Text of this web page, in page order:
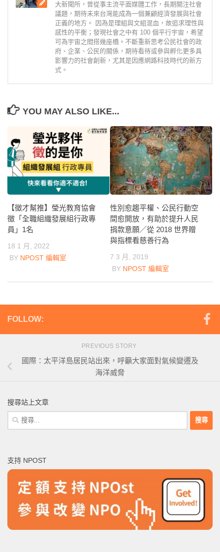
大新聞所，曾從事主流平面媒體工作，長期關注社會
議題，期待未來台灣能成為一個兼顧經濟發展與社會
正義的地方。 因為是理組與文組混血，故追求理性與
感性的平衡；發現社會之中有 100 個平行宇宙，希望
可為宇宙之間搭幾座橋。不斷重新思考公民社會的政
府、企業、公民的關係，期待看待或參與孵化更多具
影響力的社會創新，尤其是因應網路科技時代的新方
式。
YOU MAY ALSO LIKE...
【徵才幫推】瑩光教育協會
徵「全職組織發展組行政專
員」1名
18 1 月, 2022
BY NPOST 編輯室
性別愈趨平權、公民行動空
間愈開放，有助於提升人民
捐款意願／從 2018 世界贈
與指標看慈善行為
7 3 月, 2019
BY NPOST 編輯室
FOLLOW:
PREVIOUS STORY
國際：太平洋島居民站出來，呼籲大家面對氣候變遷及
海洋威脅
搜尋站上文章
搜
尋
字:
支持 NPOST